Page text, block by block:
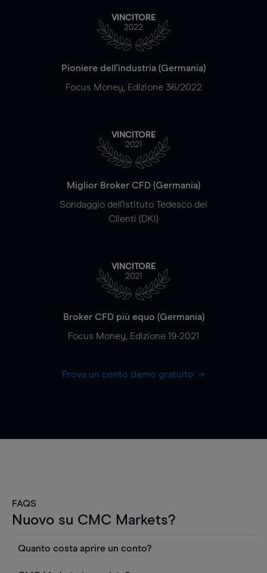
VINCITORE
2022
Pioniere dell'industria (Germania)
Focus Money, Edizione 36/2022
VINCITORE
2021
Miglior Broker CFD (Germania)
Sondaggio dell'Istituto Tedesco dei
Clienti (DKI)
VINCITORE
2021
Broker CFD più equo (Germania)
Focus Money, Edizione 19-2021
Prova un conto demo gratuito
FAQS
Nuovo su CMC Markets?
Quanto costa aprire un conto?